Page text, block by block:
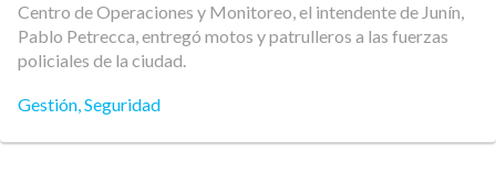
Centro de Operaciones y Monitoreo, el intendente de Junín,
Pablo Petrecca, entregó motos y patrulleros a las fuerzas
policiales de la ciudad.
Gestión,Seguridad